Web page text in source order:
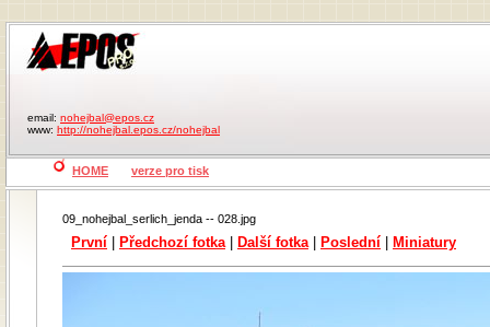
email: nohejbal@epos.cz
www: http://nohejbal.epos.cz/nohejbal
HOME verze pro tisk
09_nohejbal_serlich_jenda -- 028.jpg
První Předchozí fotka| Další fotka| Poslední Miniatury